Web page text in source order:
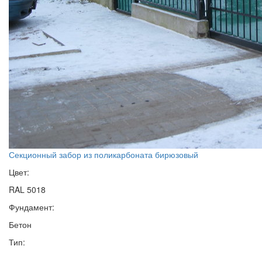
Секционный забор из поликарбоната бирюзовый
Цвет:
RAL 5018
Фундамент:
Бетон
Тип: